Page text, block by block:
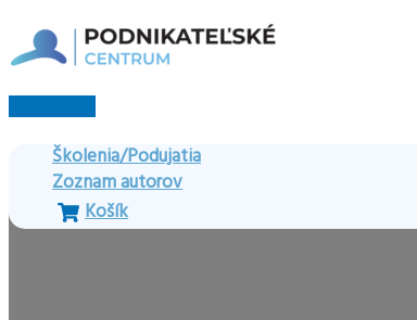
na
obsah
Hlavné
Školenia/Podujatia
Zoznam autorov
Košík